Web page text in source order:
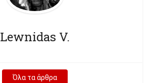
Lewnidas V.
Όλα τα άρθρα